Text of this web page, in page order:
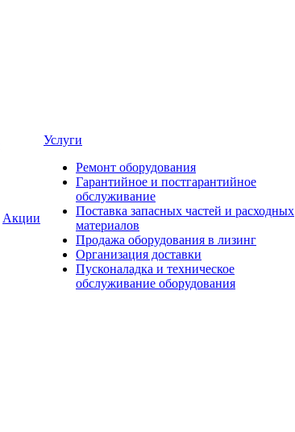
Акции
Услуги
Ремонт оборудования
Гарантийное и постгарантийное
обслуживание
Поставка запасных частей и расходных
материалов
Продажа оборудования в лизинг
Организация доставки
Пусконаладка и техническое
обслуживание оборудования